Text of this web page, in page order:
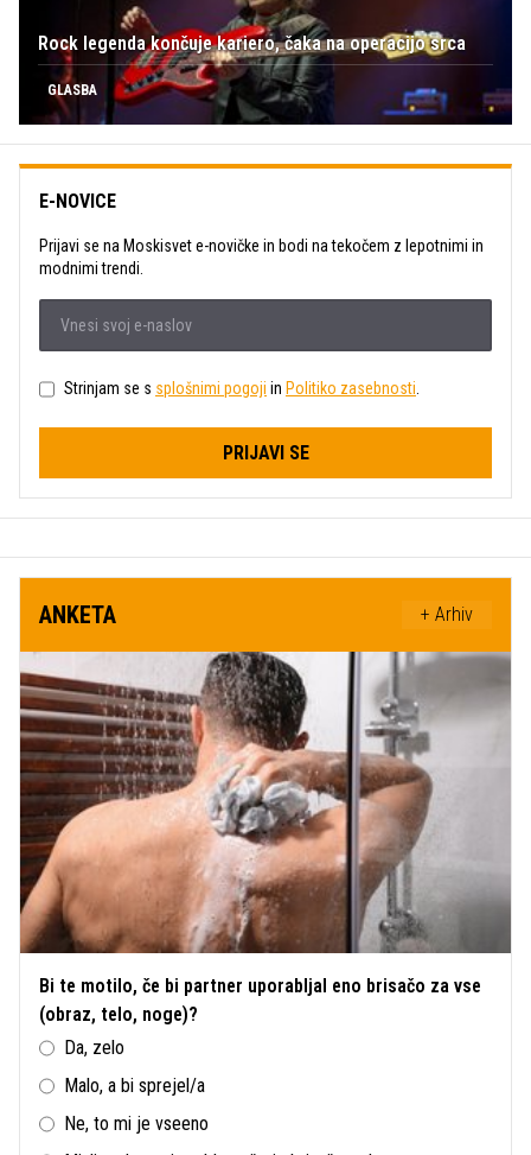
Rock legenda končuje kariero, čaka na operacijo srca
GLASBA
E-NOVICE
Prijavi se na Moskisvet e-novičke in bodi na tekočem z lepotnimi in
modnimi trendi.
Strinjam se s splošnimi pogoji in Politiko zasebnosti
PRIJAVI SE
ANKETA + Arhiv
Bi te motilo, če bi partner uporabljal eno brisačo za vse
(obraz, telo, noge)?
Da, zelo
Malo, a bi sprejel/a
Ne, to mi je vseeno